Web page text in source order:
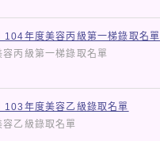
104年度美容丙級第一梯錄取名單
容丙級第一梯錄取名單
103年度美容乙級錄取名單
容乙級錄取名單